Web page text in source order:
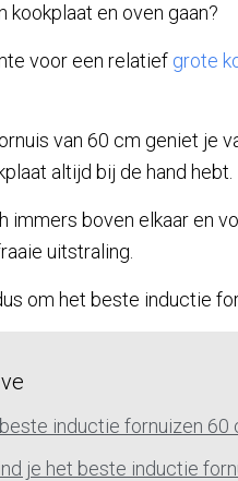
kookplaat en oven gaan?
voor een relatief grote
van 60 cm geniet je
altijd bij de hand hebt.
immers boven elkaar en
uitstraling.
om het beste inductie
inductie fornuizen 60
je het beste inductie